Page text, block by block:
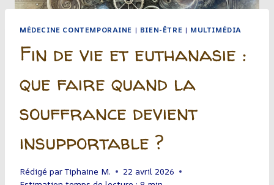
MÉDECINE CONTEMPORAINE | BIEN-ÊTRE | MULTIMÉDIA
Fin de vie et euthanasie :
que faire quand la
souffrance devient
insupportable ?
Rédigé parTiphaine M.
22 avril 2026